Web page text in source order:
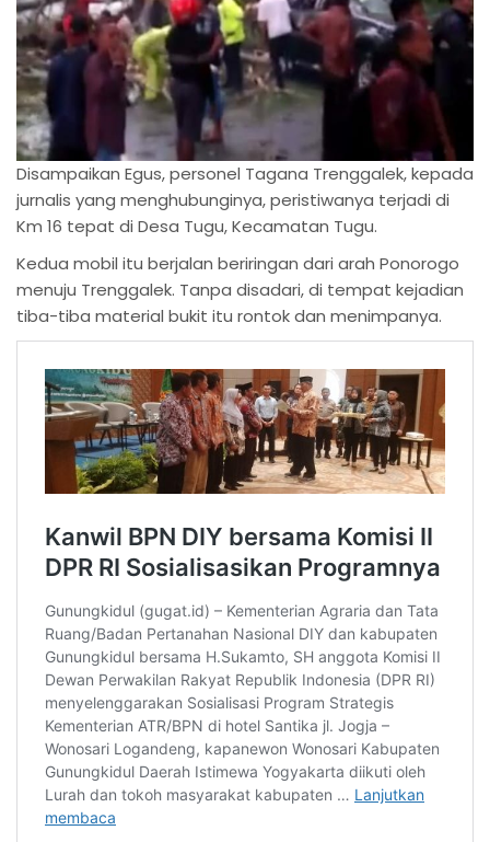
Disampaikan Egus, personel Tagana Trenggalek, kepada
jurnalis yang menghubunginya, peristiwanya terjadi di
Km 16 tepat di Desa Tugu, Kecamatan Tugu.
Kedua mobil itu berjalan beriringan dari arah Ponorogo
menuju Trenggalek. Tanpa disadari, di tempat kejadian
tiba-tiba material bukit itu rontok dan menimpanya.